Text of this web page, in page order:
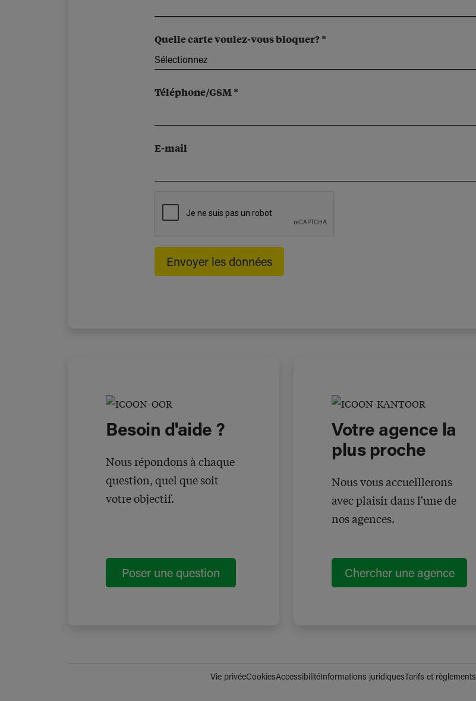
Quelle carte voulez-vous bloquer? *
Sélectionnez
Téléphone/GSM *
E-mail
Besoin d'aide ?
Nous répondons à chaque
question, quel que soit
votre objectif.
Poser une question
Votre agence la
plus proche
Nous vous accueillerons
avec plaisir dans l'une de
nos agences.
Chercher une agence
Vie privéeCookiesAccessibilitéInformations juridiques Tarifs et règlements